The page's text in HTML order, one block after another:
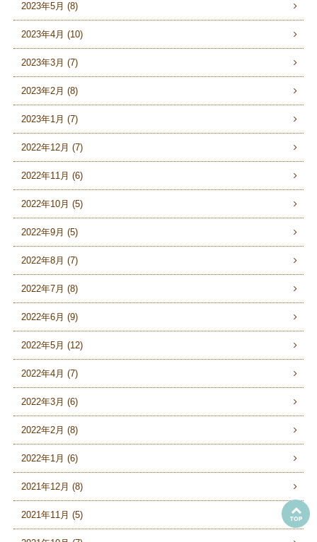
2023年5月 (8)
2023年4月 (10)
2023年3月 (7)
2023年2月 (8)
2023年1月 (7)
2022年12月 (7)
2022年11月 (6)
2022年10月 (5)
2022年9月 (5)
2022年8月 (7)
2022年7月 (8)
2022年6月 (9)
2022年5月 (12)
2022年4月 (7)
2022年3月 (6)
2022年2月 (8)
2022年1月 (6)
2021年12月 (8)
2021年11月 (5)